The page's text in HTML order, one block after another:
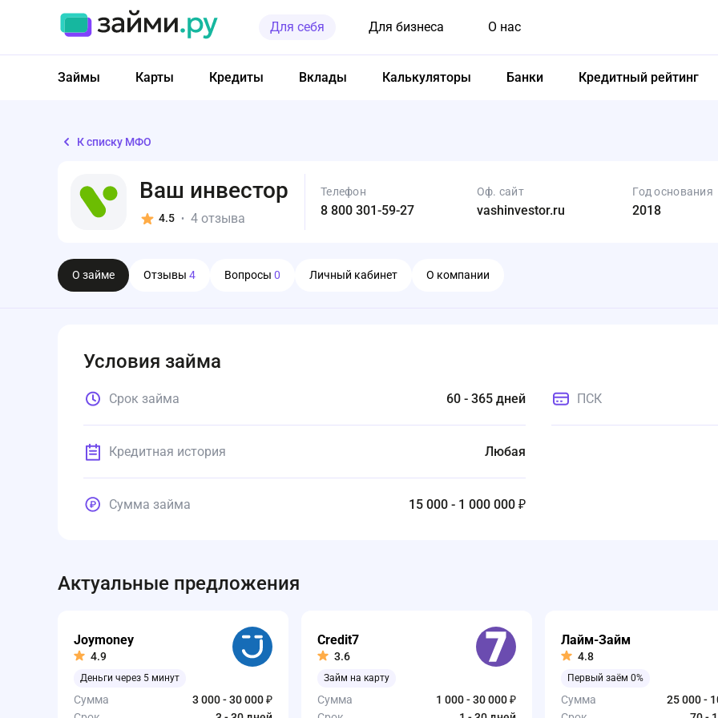
Для себя Для бизнеса О нас
Займы Карты Кредиты Вклады Калькуляторы Банки Кредитный рейтинг
К списку МФО
Ваш инвестор
4.5 • 4 отзыва
Телефон
8 800 301-59-27
Оф. сайт
vashinvestor.ru
Год основания
2018
О займе Отзывы 4 Вопросы 0 Личный кабинет О компании
Условия займа
Срок займа 60 - 365 дней
Кредитная история Любая
Сумма займа 15 000 - 1 000 000 ₽
ПСК
Актуальные предложения
Joymoney
4.9
Деньги через 5 минут
Сумма
3 000 - 30 000 ₽
Credit7
3.6
Займ на карту
Сумма
1 000 - 30 000 ₽
Лайм-Займ
4.8
Первый заём 0%
Сумма
25 000 -